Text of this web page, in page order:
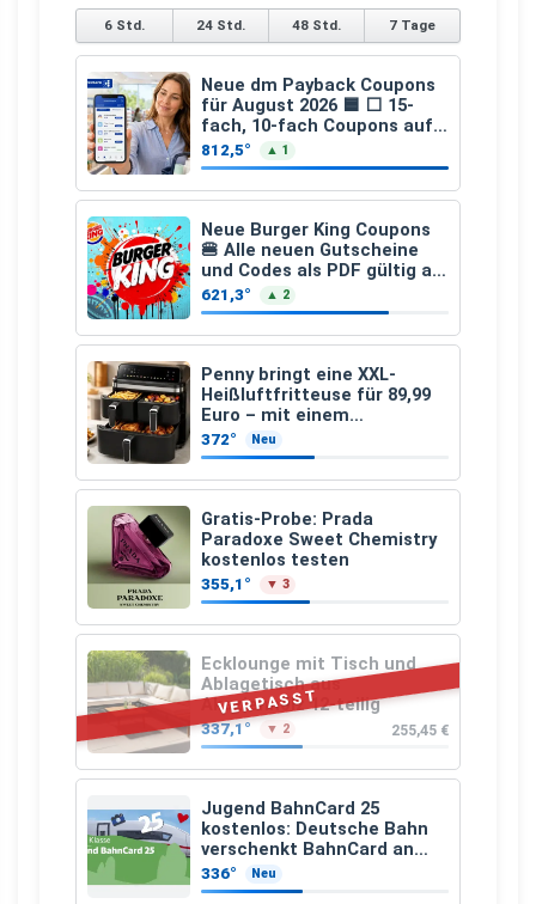
6 Std. 24 Std. 48 Std. 7 Tage
Neue dm Payback Coupons
für August 2026 🟦 ⬜ 15-
fach, 10-fach Coupons auf
den gesamten Einkauf ab 2
€
812,5° ▲ 1
Neue Burger King Coupons
🍔 Alle neuen Gutscheine
und Codes als PDF gültig ab
25.07.2026 bis 04.09.2026
621,3° ▲ 2
Penny bringt eine XXL-
Heißluftfritteuse für 89,99
Euro – mit einem
besonderen Vorteil
372° Neu
Gratis-Probe: Prada
Paradoxe Sweet Chemistry
kostenlos testen
355,1° ▼ 3
VERPASST
Ecklounge mit Tisch und
Ablagetisch aus
Akazienholz 12-teilig
337,1° ▼ 2 255,45 €
Jugend BahnCard 25
kostenlos: Deutsche Bahn
verschenkt BahnCard an
Kinder und Jugendliche
336° Neu